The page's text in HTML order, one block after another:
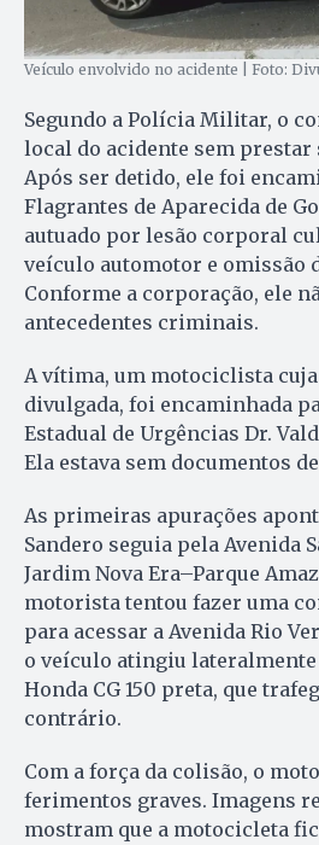
Veículo envolvido no acidente | Foto:
Segundo a Polícia Militar, o
local do acidente sem
Após ser detido, ele foi
Flagrantes de Aparecida de
autuado por lesão corporal
veículo automotor e omissão
Conforme a corporação, ele
antecedentes criminais.
A vítima, um motociclista
divulgada, foi encaminhada
Estadual de Urgências Dr.
Ela estava sem documentos
As primeiras apurações
Sandero seguia pela Avenida
Jardim Nova Era–Parque
motorista tentou fazer uma
para acessar a Avenida Rio
o veículo atingiu
Honda CG 150 preta, que
contrário.
Com a força da colisão, o
ferimentos graves. Imagens
mostram que a motocicleta